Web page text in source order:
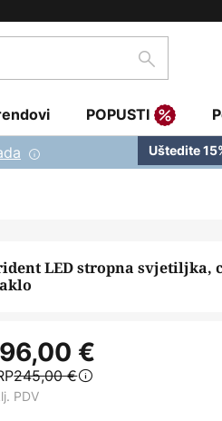
traži
POPUSTI
Uštedite
LED stropna svjetiljka,
€
245,00 €
PDV